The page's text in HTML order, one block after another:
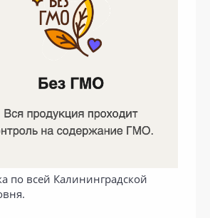
по всей Калининградской